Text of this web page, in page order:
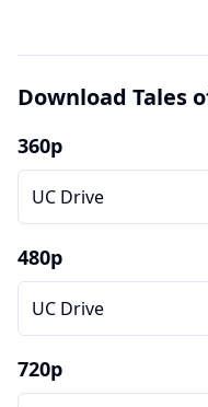
Download Tales
360p
UC Drive
480p
UC Drive
720p